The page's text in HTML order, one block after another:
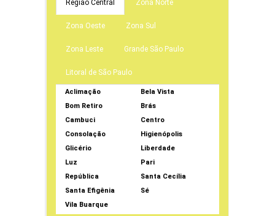
Região Central Zona Norte
Zona Oeste Zona Sul
Zona Leste Grande São Paulo
Litoral de São Paulo
Aclimação
Bela Vista
Bom Retiro
Brás
Cambuci
Centro
Consolação
Higienópolis
Glicério
Liberdade
Luz
Pari
República
Santa Cecília
Santa Efigênia
Sé
Vila Buarque